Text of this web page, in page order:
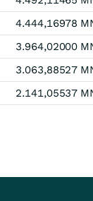
4.444,16978
3.964,02000
3.063,88527
2.141,05537